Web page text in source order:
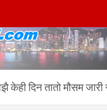
–
नेपाली
nepal, hk nepal com
दिन तातो मौसम